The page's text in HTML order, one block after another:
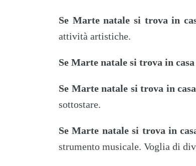
Se Marte natale si trova in
attività artistiche.
Se Marte natale si trova in
Se Marte natale si trova in
sottostare.
Se Marte natale si trova in
strumento musicale. Voglia di